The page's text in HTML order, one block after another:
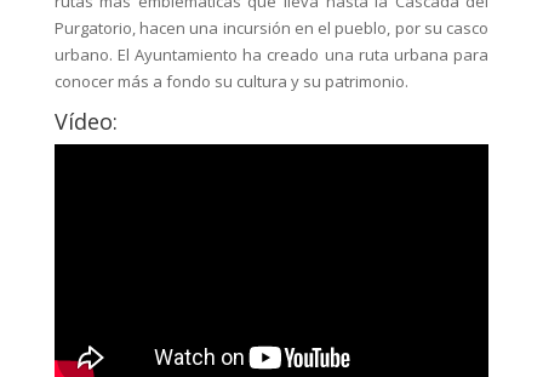
Purgatorio, hacen una incursión en el pueblo, por su casco
urbano. El Ayuntamiento ha creado una ruta urbana para
conocer más a fondo su cultura y su patrimonio.
Vídeo: